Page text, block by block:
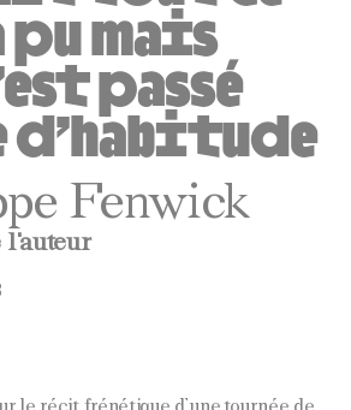
pu mais
passé
d’habitude
Fenwick
l'auteur